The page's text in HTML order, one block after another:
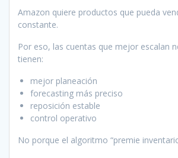
Amazon quiere productos que pueda
constante.
Por eso, las cuentas que mejor escalan
tienen:
mejor planeación
forecasting más preciso
reposición estable
control operativo
No porque el algoritmo “premie